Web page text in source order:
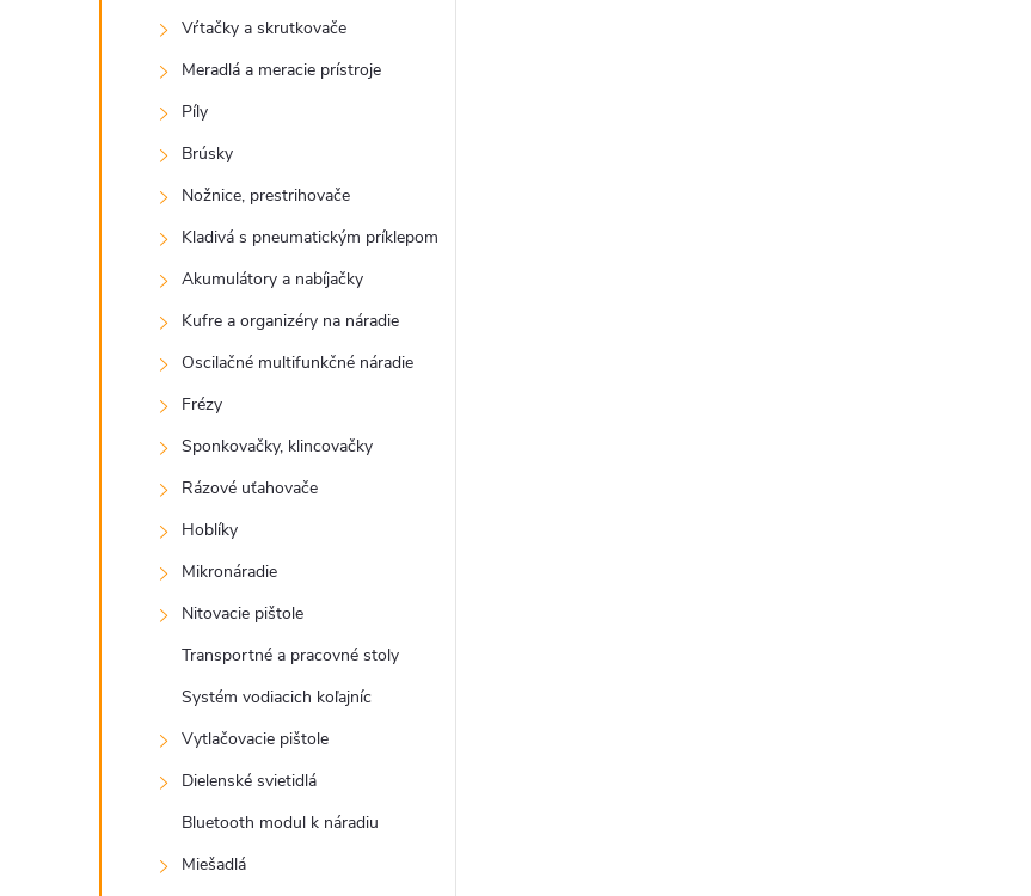
Vŕtačky a skrutkovače
Meradlá a meracie prístroje
Píly
Brúsky
Nožnice, prestrihovače
Kladivá s pneumatickým príklepom
Akumulátory a nabíjačky
Kufre a organizéry na náradie
Oscilačné multifunkčné náradie
Frézy
Sponkovačky, klincovačky
Rázové uťahovače
Hoblíky
Mikronáradie
Nitovacie pištole
Transportné a pracovné stoly
Systém vodiacich koľajníc
Vytlačovacie pištole
Dielenské svietidlá
Bluetooth modul k náradiu
Miešadlá